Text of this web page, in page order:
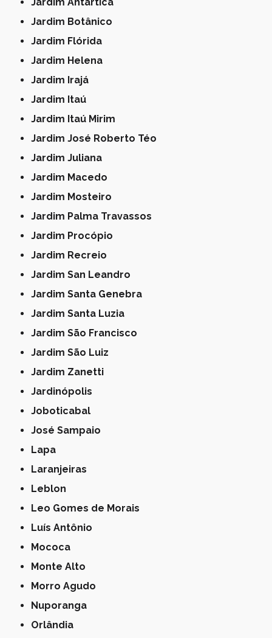
Jardim Botânico
Jardim Flórida
Jardim Helena
Jardim Irajá
Jardim Itaú
Jardim Itaú Mirim
Jardim José Roberto Téo
Jardim Juliana
Jardim Macedo
Jardim Mosteiro
Jardim Palma Travassos
Jardim Procópio
Jardim Recreio
Jardim San Leandro
Jardim Santa Genebra
Jardim Santa Luzia
Jardim São Francisco
Jardim São Luiz
Jardim Zanetti
Jardinópolis
Joboticabal
José Sampaio
Lapa
Laranjeiras
Leblon
Leo Gomes de Morais
Luís Antônio
Mococa
Monte Alto
Morro Agudo
Nuporanga
Orlândia